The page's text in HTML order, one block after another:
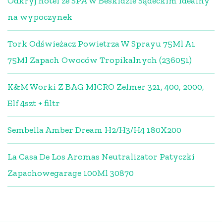
na wypoczynek
Tork Odświeżacz Powietrza W Sprayu 75Ml A1
75Ml Zapach Owoców Tropikalnych (236051)
K&M Worki Z BAG MICRO Zelmer 321, 400, 2000,
Elf 4szt + filtr
Sembella Amber Dream H2/H3/H4 180X200
La Casa De Los Aromas Neutralizator Patyczki
Zapachowegarage 100Ml 30870